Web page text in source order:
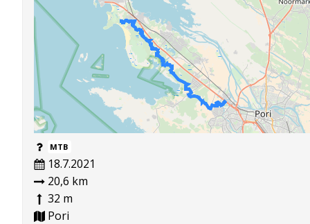
MTB
18.7.2021
20,6 km
32 m
Pori